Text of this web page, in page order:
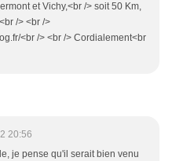
et Vichy,<br /> soit 50 Km,
/> <br />
<br /> <br /> Cordialement<br
20:56
je pense qu'il serait bien venu